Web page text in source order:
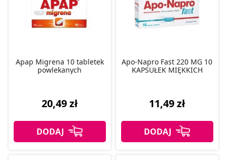
Apap Migrena 10 tabletek
powlekanych
20,49 zł
Apo-Napro Fast 220 MG 10
KAPSUŁEK MIĘKKICH
11,49 zł